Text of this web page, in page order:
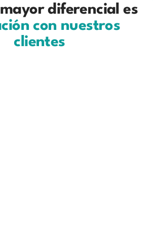
diferencial es
con nuestros
clientes